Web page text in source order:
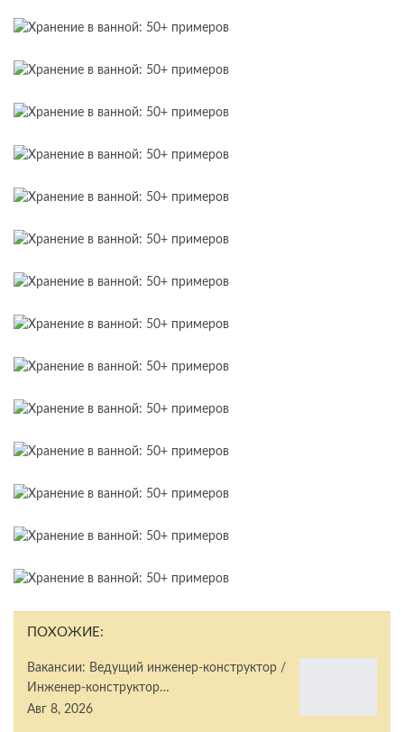
ПОХОЖИЕ:
Вакансии: Ведущий инженер-конструктор /
Инженер-конструктор…
Авг 8, 2026